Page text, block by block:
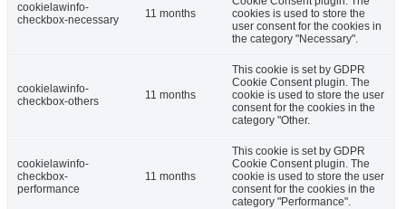
cookielawinfo-
checkbox-necessary
11 months
cookies is used to store the
user consent for the cookies in
the category "Necessary".
cookielawinfo-
checkbox-others
11 months
This cookie is set by GDPR
Cookie Consent plugin. The
cookie is used to store the user
consent for the cookies in the
category "Other.
cookielawinfo-
checkbox-
performance
11 months
This cookie is set by GDPR
Cookie Consent plugin. The
cookie is used to store the user
consent for the cookies in the
category "Performance".